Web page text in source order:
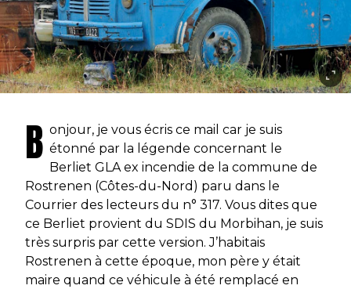
B onjour, je vous écris ce mail car je suis
étonné par la légende concernant le
Berliet GLA ex incendie de la commune de
Rostrenen (Côtes-du-Nord) paru dans le
Courrier des lecteurs du n° 317. Vous dites que
ce Berliet provient du SDIS du Morbihan, je suis
très surpris par cette version. J’habitais
Rostrenen à cette époque, mon père y était
maire quand ce véhicule à été remplacé en